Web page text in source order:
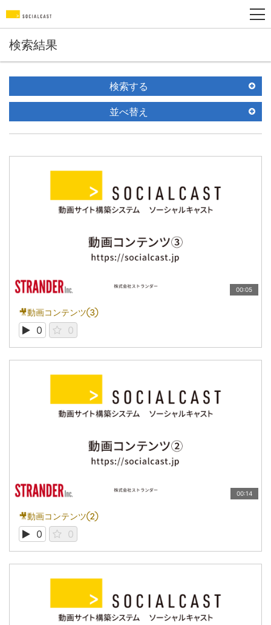
検索結果
検索する
並べ替え
00:05
🎥動画コンテンツ③
0 0
00:14
🎥動画コンテンツ②
0 0